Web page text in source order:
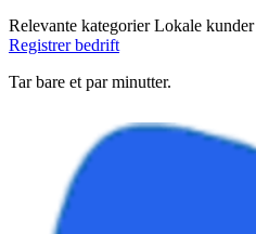
Relevante kategorierLokale kunder
Registrer bedrift
Tar bare et par minutter.